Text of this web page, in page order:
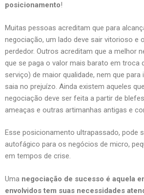
posicionamento!
Muitas pessoas acreditam que para
negociação, um lado deve sair vitorioso e
perdedor. Outros acreditam que a melhor
que se paga o valor mais barato em troca
serviço) de maior qualidade, nem que
saia no prejuízo. Ainda existem aqueles
negociação deve ser feita a partir de
ameaças e outras artimanhas antigas e
Esse posicionamento ultrapassado, pode
autofágico para os negócios de micro,
em tempos de crise.
Uma negociação de sucesso é aquela
envolvidos tem suas necessidades